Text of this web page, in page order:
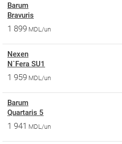
Barum
Bravuris
1 899 MDL/un
Nexen
N`Fera SU1
1 959 MDL/un
Barum
Quartaris 5
1 941 MDL/un